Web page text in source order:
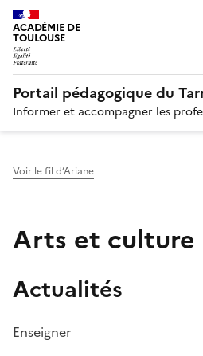
ACADÉMIE DE
TOULOUSE
Portail pédagogique du
Informer et accompagner les
Voir le fil d’Ariane
Arts et culture
Actualités
Enseigner